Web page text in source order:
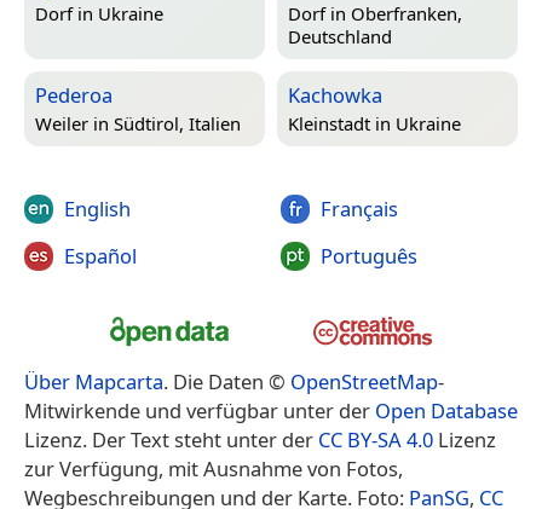
Dorf in Ukraine Dorf in Oberfranken,
Deutschland
Pederoa
Weiler in Südtirol, Italien
Kachowka
Kleinstadt in Ukraine
English
Español
Français
Português
Über Mapcarta. Die Daten © OpenStreetMap-
Mitwirkende und verfügbar unter der Open Database
Lizenz. Der Text steht unter der CC BY-SA 4.0 Lizenz
zur Verfügung, mit Ausnahme von Fotos,
Wegbeschreibungen und der Karte. Foto: PanSG, CC